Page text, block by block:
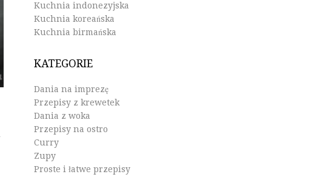
Kuchnia indonezyjska
Kuchnia koreańska
Kuchnia birmańska
KATEGORIE
Dania na imprezę
Przepisy z krewetek
Dania z woka
Przepisy na ostro
Curry
Zupy
Proste i łatwe przepisy